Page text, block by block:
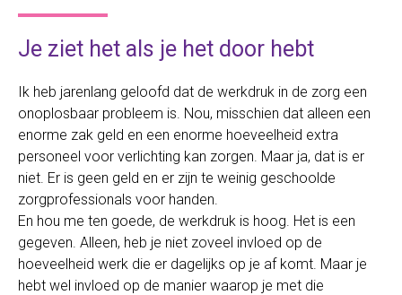
Je ziet het als je het door hebt
Ik heb jarenlang geloofd dat de werkdruk in de zorg een
onoplosbaar probleem is. Nou, misschien dat alleen een
enorme zak geld en een enorme hoeveelheid extra
personeel voor verlichting kan zorgen. Maar ja, dat is er
niet. Er is geen geld en er zijn te weinig geschoolde
zorgprofessionals voor handen.
En hou me ten goede, de werkdruk is hoog. Het is een
gegeven. Alleen, heb je niet zoveel invloed op de
hoeveelheid werk die er dagelijks op je af komt. Maar je
hebt wel invloed op de manier waarop je met die